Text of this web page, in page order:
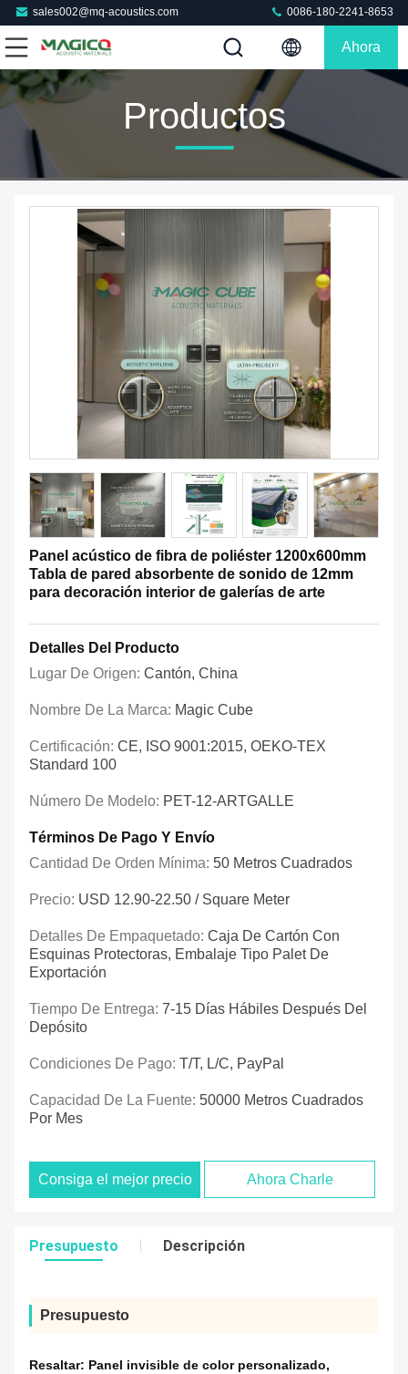
sales002@mq-acoustics.com 0086-180-2241-8653
Ahora
Productos
Panel acústico de fibra de poliéster 1200x600mm
Tabla de pared absorbente de sonido de 12mm
para decoración interior de galerías de arte
Detalles Del Producto
Lugar De Origen: Cantón, China
Nombre De La Marca: Magic Cube
Certificación: CE, ISO 9001:2015, OEKO-TEX
Standard 100
Número De Modelo: PET-12-ARTGALLE
Términos De Pago Y Envío
Cantidad De Orden Mínima: 50 Metros Cuadrados
Precio: USD 12.90-22.50 / Square Meter
Detalles De Empaquetado: Caja De Cartón Con
Esquinas Protectoras, Embalaje Tipo Palet De
Exportación
Tiempo De Entrega: 7-15 Días Hábiles Después Del
Depósito
Condiciones De Pago: T/T, L/C, PayPal
Capacidad De La Fuente: 50000 Metros Cuadrados
Por Mes
Consiga el mejor precio Ahora Charle
Presupuesto Descripción
Presupuesto
Resaltar: Panel invisible de color personalizado,